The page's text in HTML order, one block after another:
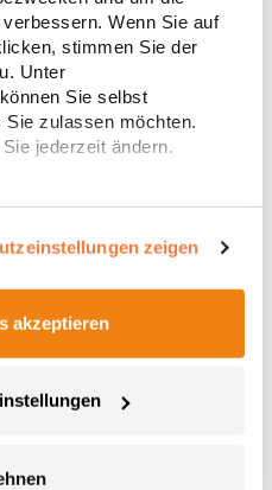
Wenn Sie auf
stimmen Sie der
Unter
Sie selbst
zulassen möchten.
jederzeit ändern.
zeigen
akzeptieren
*
GmbH Am Gatherhof 57